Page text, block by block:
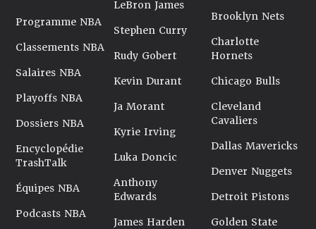
Programme NBA
Classements NBA
Salaires NBA
Playoffs NBA
Dossiers NBA
Encyclopédie
TrashTalk
Équipes NBA
Podcasts NBA
LeBron James
Stephen Curry
Rudy Gobert
Kevin Durant
Ja Morant
Kyrie Irving
Luka Doncic
Anthony
Edwards
James Harden
Brooklyn Nets
Charlotte
Hornets
Chicago Bulls
Cleveland
Cavaliers
Dallas Mavericks
Denver Nuggets
Detroit Pistons
Golden State